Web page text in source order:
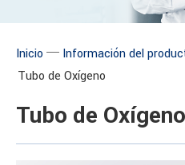
Inicio ─ Información del
Tubo de Oxígeno
Tubo de Oxígeno